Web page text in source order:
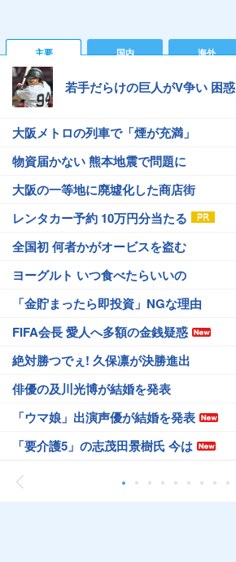
主要 国内 海外
若手だらけの巨人がV争い 困惑
大阪メトロの列車で「煙が充満」
物資届かない 熊本地震で問題に
大阪の一等地に廃墟化した商店街
レンタカー予約 10万円分当たる
全国初 何者かがオービスを盗む
ヨーグルト いつ食べたらいいの
「金貯まったら即投資」NGな理由
FIFA会長 愛人へ多額の金銭疑惑
絶対勝つでぇ! 久保凛が決勝進出
俳優の及川光博が結婚を発表
「ウマ娘」出演声優が結婚を発表
「要介護5」の志茂田景樹氏 今は